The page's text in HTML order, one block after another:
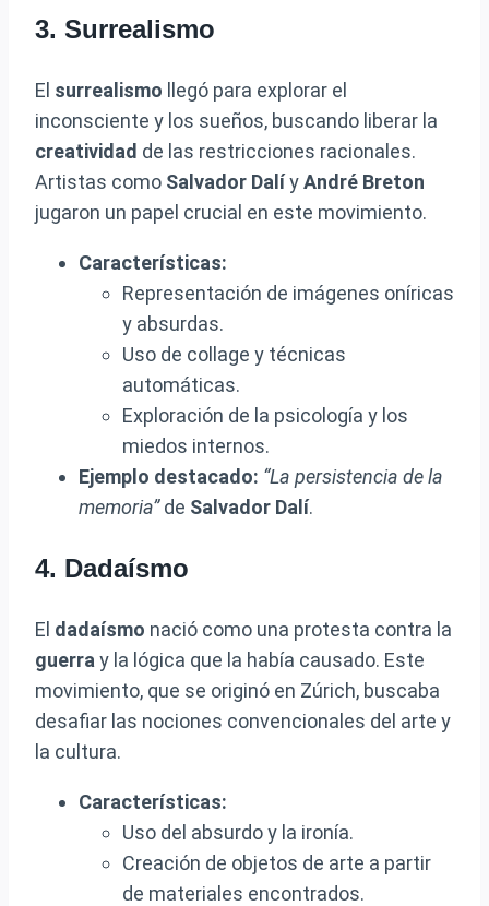
3. Surrealismo
El surrealismo llegó para explorar el
inconsciente y los sueños, buscando liberar la
creatividad de las restricciones racionales.
Artistas como Salvador DalíyAndré Breton
jugaron un papel crucial en este movimiento.
Características:
Representación de imágenes oníricas
y absurdas.
Uso de collage y técnicas
automáticas.
Exploración de la psicología y los
miedos internos.
Ejemplo destacado: “La persistencia de la
memoria”de Salvador Dalí.
4. Dadaísmo
El dadaísmo nació como una protesta contra la
guerra y la lógica que la había causado. Este
movimiento, que se originó en Zúrich, buscaba
desafiar las nociones convencionales del arte y
la cultura.
Características:
Uso del absurdo y la ironía.
Creación de objetos de arte a partir
de materiales encontrados.